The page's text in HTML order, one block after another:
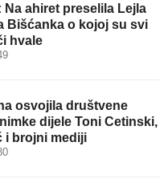
Na ahiret preselila Lejla
Bišćanka o kojoj su svi
hvale
osvojila društvene
dijele Toni Cetinski,
i brojni mediji